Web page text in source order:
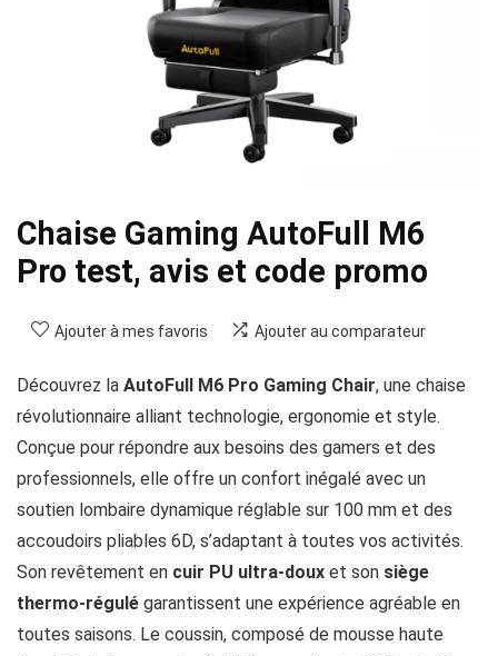
Chaise Gaming AutoFull M6
Pro test, avis et code promo
Ajouter à mes favoris Ajouter au comparateur
Découvrez la AutoFull M6 Pro Gaming Chair, une chaise
révolutionnaire alliant technologie, ergonomie et style.
Conçue pour répondre aux besoins des gamers et des
professionnels, elle offre un confort inégalé avec un
soutien lombaire dynamique réglable sur 100 mm et des
accoudoirs pliables 6D, s’adaptant à toutes vos activités.
Son revêtement en cuir PU ultra-doux et son siège
thermo-régulé garantissent une expérience agréable en
toutes saisons. Le coussin, composé de mousse haute